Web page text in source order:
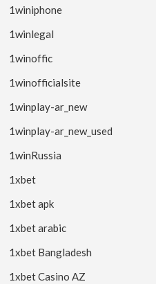
1winiphone
1winlegal
1winoffic
1winofficialsite
1winplay-ar_new
1winplay-ar_new_used
1winRussia
1xbet
1xbet apk
1xbet arabic
1xbet Bangladesh
1xbet Casino AZ